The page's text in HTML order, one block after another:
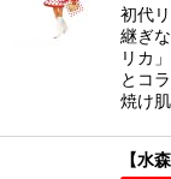
初代
継ぎ
リカ
とコ
焼け
【水